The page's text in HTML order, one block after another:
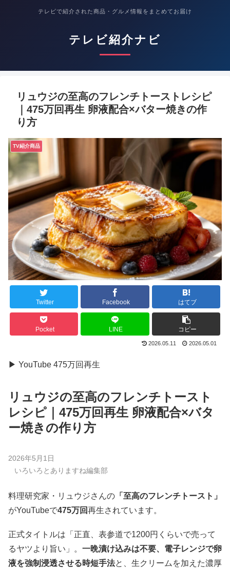
テレビで紹介された商品・グルメ情報をまとめてお届け
テレビ紹介ナビ
リュウジの至高のフレンチトーストレシピ
｜475万回再生 卵液配合×バター焼きの作
り方
TV紹介商品
Twitter Facebook はてブ
Pocket LINE コピー
2026.05.11 2026.05.01
▶ YouTube 475万回再生
リュウジの至高のフレンチトースト
レシピ｜475万回再生 卵液配合×バタ
ー焼きの作り方
2026年5月1日
いろいろとありますね編集部
料理研究家・リュウジさんの 「至高のフレンチトースト」
がYouTubeで475万回再生されています。
正式タイトルは「正直、表参道で1200円くらいで売って
るヤツより旨い」。 一晩漬け込みは不要、電子レンジで卵
液を強制浸透させる時短手法と、生クリームを加えた濃厚